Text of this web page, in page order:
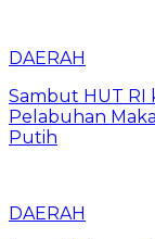
DAERAH
Sambut HUT RI
Pelabuhan
Putih
DAERAH